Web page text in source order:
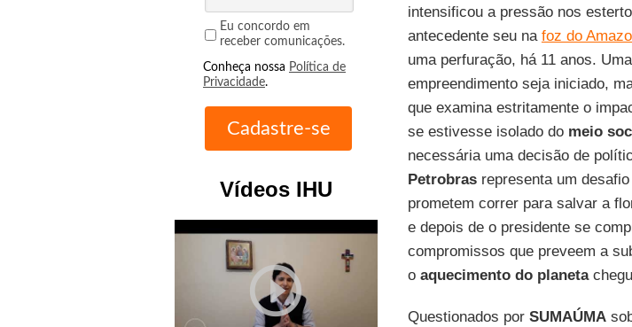
Eu concordo em
receber comunicações.
Conheça nossa Política de
Privacidade.
Vídeos IHU
play_circle_outline
intensificou a pressão nos
antecedente seu na foz do
uma perfuração, há 11 anos.
empreendimento seja iniciado,
que examina estritamente o
se estivesse isolado domeio
necessária uma decisão de
Petrobrasrepresenta um
prometem correr para salvar a
e depois de o presidente se
compromissos que preveem a
o aquecimento do planeta
Questionados por SUMAÚMA